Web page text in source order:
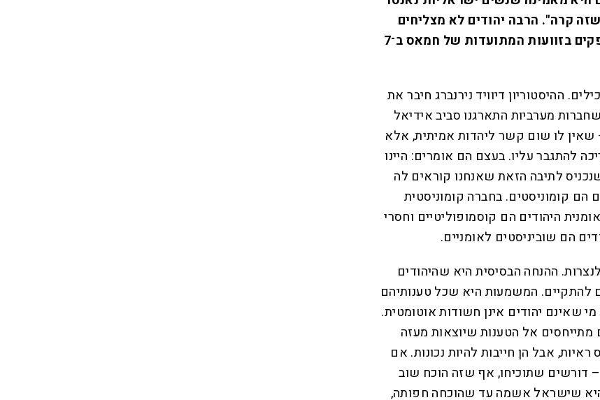
שזה קרה". הרבה יהודים לא מצליחים
להבין למה אנשים משכילים מפקפקים בזוועות המתועדות של חמאס ב־7
ההיסטוריון דיוויד נירנברג חיבר את
מערביות התארגנו סביב אידיאל
שאין לו שום קשר ליהדות אמיתית, אלא
להתגבר עליו. בעצם הם אומרים: היינו
לתיבה הזאת שאנחנו קוראים לה
הם קומוניסטים. בחברה קומוניסטית
היהודים הם קוסמופוליטיים וחסרי
הם שוביניסטים לאומניים.
ההנחה הבסיסית היא שהיהודים
להתקיים. המשמעות היא שכל טענותיהם
שאינם יהודים אינן חשודות אוטומטית.
אל הטענות שיוצאות מעזה
אבל הן חייבות להיות נכונות. אם
דורשים שתוכיחו, אף שזה הוכח שוב
שישראל אשמה עד שהוכחה חפותה,